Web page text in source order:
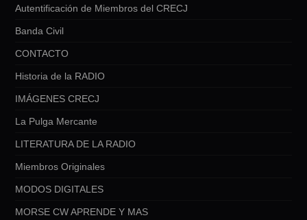
Autentificación de Miembros del CRECJ
Banda Civil
CONTACTO
Historia de la RADIO
IMÁGENES CRECJ
La Pulga Mercante
LITERATURA DE LA RADIO
Miembros Originales
MODOS DIGITALES
MORSE CW APRENDE Y MAS